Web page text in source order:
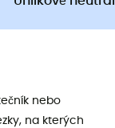
nebo
na kterých